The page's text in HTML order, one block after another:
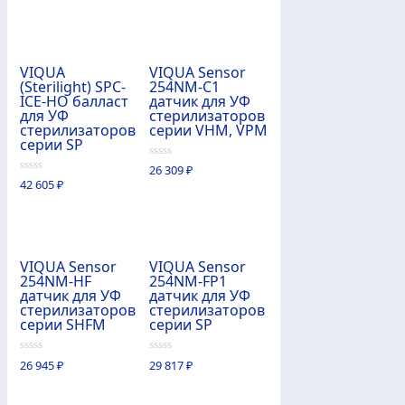
VIQUA
(Sterilight) SPC-
ICE-HO балласт
для УФ
стерилизаторов
серии SP
0
из
42 605₽
VIQUA Sensor
254NM-C1
датчик для УФ
стерилизаторов
серии VHM, VPM
0
из
26 309₽
VIQUA Sensor
254NM-HF
датчик для УФ
стерилизаторов
серии SHFM
0
из
26 945₽
VIQUA Sensor
254NM-FP1
датчик для УФ
стерилизаторов
серии SP
0
из
29 817₽